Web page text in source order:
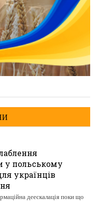
у польському
українців
деескалація поки що